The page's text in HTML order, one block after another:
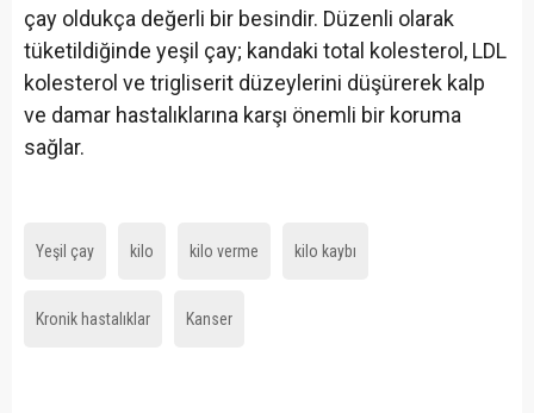
çay oldukça değerli bir besindir. Düzenli olarak
tüketildiğinde yeşil çay; kandaki total kolesterol, LDL
kolesterol ve trigliserit düzeylerini düşürerek kalp
ve damar hastalıklarına karşı önemli bir koruma
sağlar.
Yeşil çay kilo kilo verme kilo kaybı
Kronik hastalıklar Kanser